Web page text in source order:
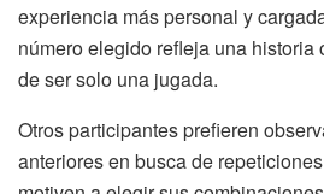
experiencia más personal y
número elegido refleja una historia
de ser solo una jugada.
Otros participantes prefieren
anteriores en busca de